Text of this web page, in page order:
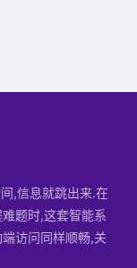
,信息就跳出来.在
题时,这套智能系
访问同样顺畅,关